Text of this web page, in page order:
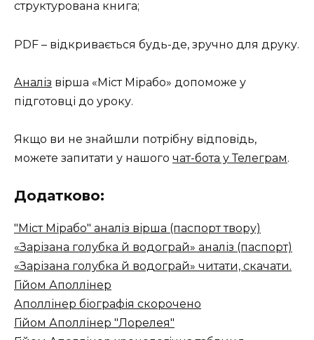
структурована книга;
PDF – відкривається будь-де, зручно для друку.
Аналіз вірша «Міст Мірабо» допоможе у
підготовці до уроку.
Якщо ви не знайшли потрібну відповідь,
можете запитати у нашого чат-бота у Телеграм.
Додатково:
"Міст Мірабо" аналіз вірша (паспорт твору)
«Зарізана голубка й водограй» аналіз (паспорт)
«Зарізана голубка й водограй» читати, скачати.
Гійом Аполлінер
Аполлінер біографія скорочено
Гійом Аполлінер "Лорелея"